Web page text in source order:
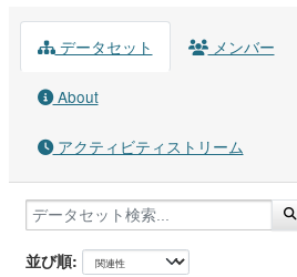
データセット メンバー
About
アクティビティストリーム
並び順